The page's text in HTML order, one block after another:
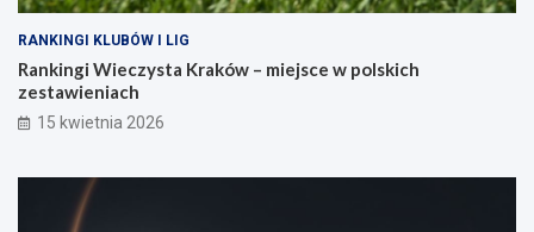
RANKINGI KLUBÓW I LIG
Rankingi Wieczysta Kraków – miejsce w polskich
zestawieniach
15 kwietnia 2026